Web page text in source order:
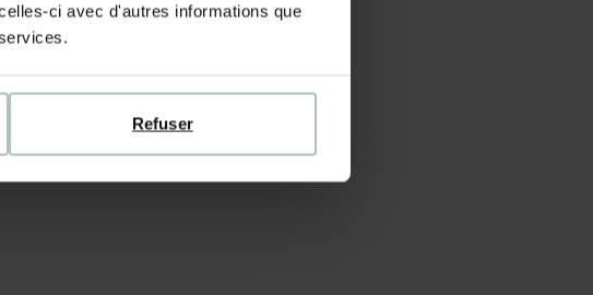
ci avec d'autres informations que
Refuser